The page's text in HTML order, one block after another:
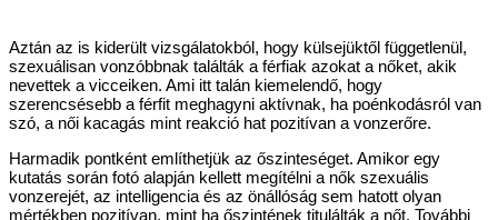
Aztán az is kiderült vizsgálatokból, hogy külsejüktől függetlenül,
szexuálisan vonzóbbnak találták a férfiak azokat a nőket, akik
nevettek a vicceiken. Ami itt talán kiemelendő, hogy
szerencsésebb a férfit meghagyni aktívnak, ha poénkodásról van
szó, a női kacagás mint reakció hat pozitívan a vonzerőre.
Harmadik pontként említhetjük az őszinteséget. Amikor egy
kutatás során fotó alapján kellett megítélni a nők szexuális
vonzerejét, az intelligencia és az önállóság sem hatott olyan
mértékben pozitívan, mint ha őszintének titulálták a nőt. További